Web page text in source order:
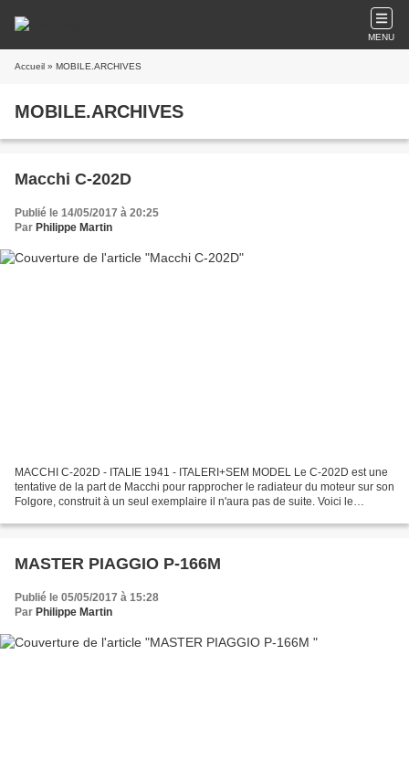
MENU
Accueil » MOBILE.ARCHIVES
MOBILE.ARCHIVES
Macchi C-202D
Publié le 14/05/2017 à 20:25
Par Philippe Martin
MACCHI C-202D - ITALIE 1941 - ITALERI+SEM MODEL Le C-202D est une
tentative de la part de Macchi pour rapprocher le radiateur du moteur sur son
Folgore, construit à un seul exemplaire il n'aura pas de suite. Voici le
MASTER PIAGGIO P-166M
Publié le 05/05/2017 à 15:28
Par Philippe Martin